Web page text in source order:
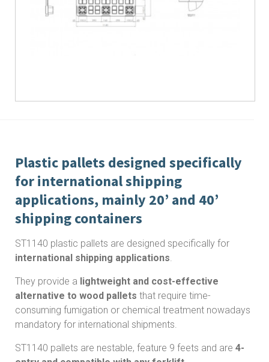
Plastic pallets designed specifically
for international shipping
applications, mainly 20’ and 40’
shipping containers
ST1140 plastic pallets are designed specifically for
international shipping applications.
They provide a lightweight and cost-effective
alternative to wood pallets that require time-
consuming fumigation or chemical treatment nowadays
mandatory for international shipments.
ST1140 pallets are nestable, feature 9 feets and are 4-